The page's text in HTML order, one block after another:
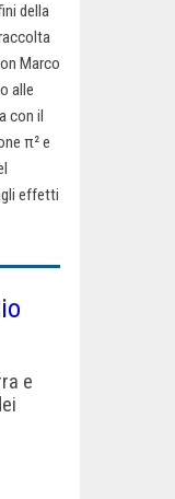
della
Marco
alle
con il
π² e
effetti
e